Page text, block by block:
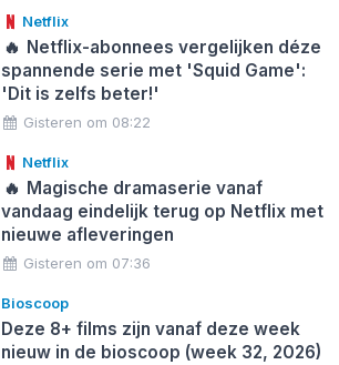
Netflix
🔥 Netflix-abonnees vergelijken déze
spannende serie met 'Squid Game':
'Dit is zelfs beter!'
Gisteren om 08:22
Netflix
🔥 Magische dramaserie vanaf
vandaag eindelijk terug op Netflix met
nieuwe afleveringen
Gisteren om 07:36
Bioscoop
Deze 8+ films zijn vanaf deze week
nieuw in de bioscoop (week 32, 2026)